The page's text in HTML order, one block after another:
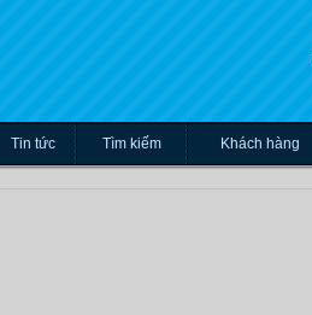
Tin tức Tìm kiếm Khách hàng